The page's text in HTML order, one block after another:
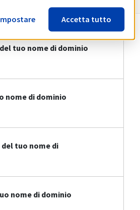
tuo nome di dominio
nome di dominio
tuo nome di
nome di dominio
Accetta tutto